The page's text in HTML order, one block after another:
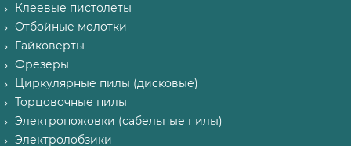
Клеевые пистолеты
Отбойные молотки
Гайковерты
Фрезеры
Циркулярные пилы (дисковые)
Торцовочные пилы
Электроножовки (сабельные пилы)
Электролобзики